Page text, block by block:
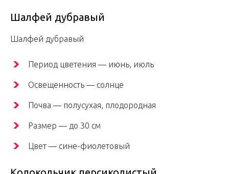
Шалфей дубравый
Шалфей дубравый
Период цветения — июнь, июль
Освещенность — солнце
Почва — полусухая, плодородная
Размер — до 30 см
Цвет — сине-фиолетовый